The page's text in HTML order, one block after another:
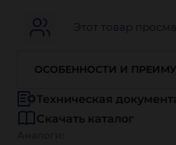
Этот товар
ОСОБЕННОСТИ И
Техническая
Скачать каталог